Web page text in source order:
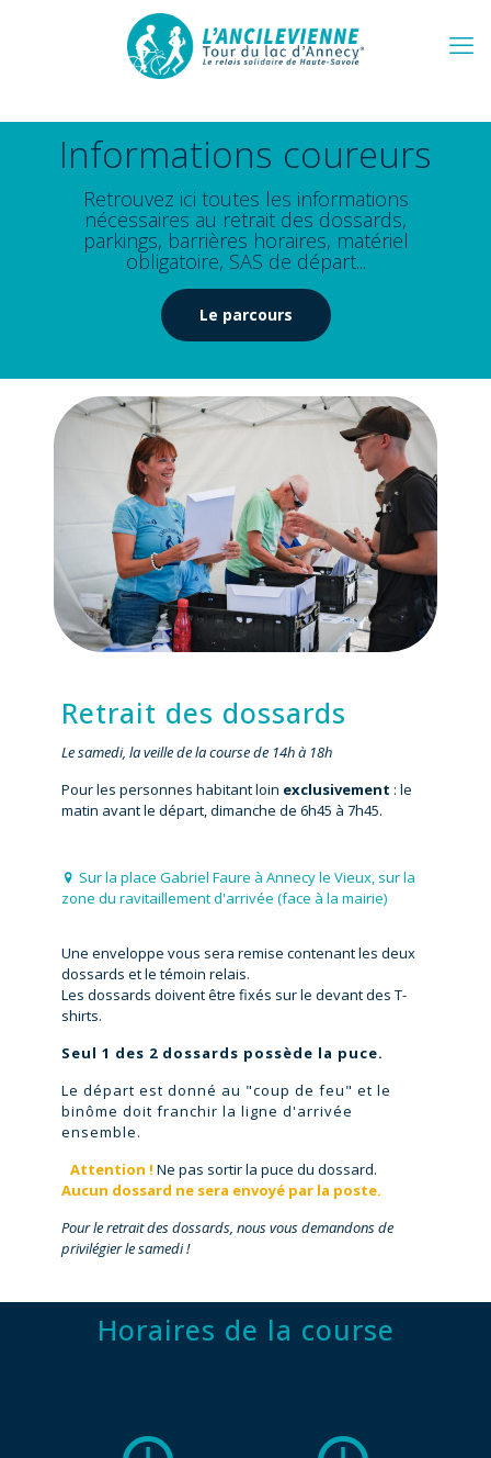
Informations coureurs
Retrouvez ici toutes les informations
nécessaires au retrait des dossards,
parkings, barrières horaires, matériel
obligatoire, SAS de départ...
Le parcours
Retrait des dossards
Le samedi, la veille de la course de 14h à 18h
Pour les personnes habitant loin exclusivement : le
matin avant le départ, dimanche de 6h45 à 7h45.
Sur la place Gabriel Faure à Annecy le Vieux, sur la
zone du ravitaillement d'arrivée (face à la mairie)
Une enveloppe vous sera remise contenant les deux
dossards et le témoin relais.
Les dossards doivent être fixés sur le devant des T-
shirts.
Seul 1 des 2 dossards possède la puce.
Le départ est donné au "coup de feu" et le
binôme doit franchir la ligne d'arrivée
ensemble.
Attention ! Ne pas sortir la puce du dossard.
Aucun dossard ne sera envoyé par la poste.
Pour le retrait des dossards, nous vous demandons de
privilégier le samedi !
Horaires de la course